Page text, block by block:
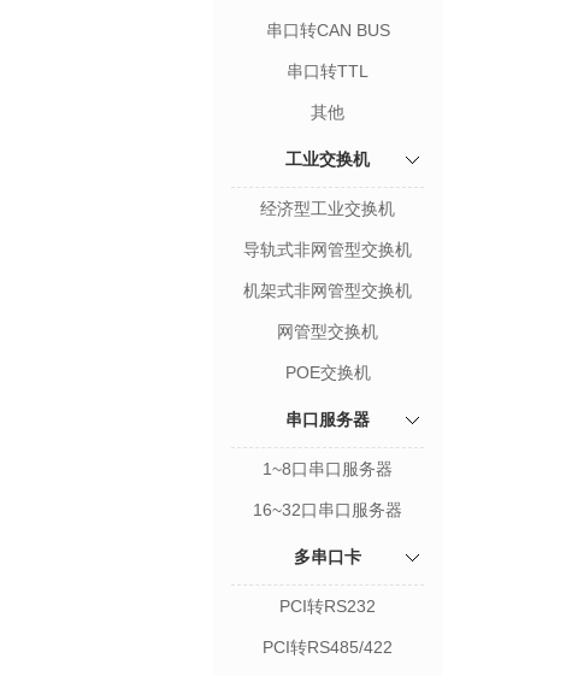
串口转CAN BUS
串口转TTL
其他
工业交换机
经济型工业交换机
导轨式非网管型交换机
机架式非网管型交换机
网管型交换机
POE交换机
串口服务器
1~8口串口服务器
16~32口串口服务器
多串口卡
PCI转RS232
PCI转RS485/422